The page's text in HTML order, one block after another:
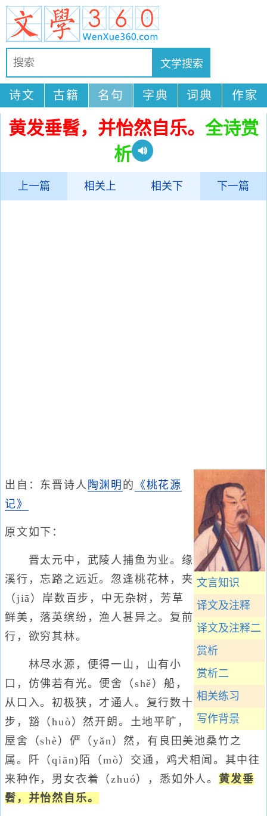
诗文 古籍 名句 字典 词典 作家
黄发垂髫，并怡然自乐。 全诗赏
析
上一篇 相关上 相关下 下一篇
文言知识
译文及注释
译文及注释二
赏析
赏析二
相关练习
写作背景
出自：东晋诗人 陶渊明 的 《桃花源
记》
原文如下：
晋太元中，武陵人捕鱼为业。缘
溪行，忘路之远近。忽逢桃花林，夹
（jiā）岸数百步，中无杂树，芳草
鲜美，落英缤纷，渔人甚异之。复前
行，欲穷其林。
林尽水源，便得一山，山有小
口，仿佛若有光。便舍（shě）船，
从口入。初极狭，才通人。复行数十
步，豁（huò）然开朗。土地平旷，
屋舍（shè）俨（yǎn）然，有良田美池桑竹之
属。阡（qiān)陌（mò）交通，鸡犬相闻。其中往
来种作，男女衣着（zhuó），悉如外人。 黄发垂
髫，并怡然自乐。